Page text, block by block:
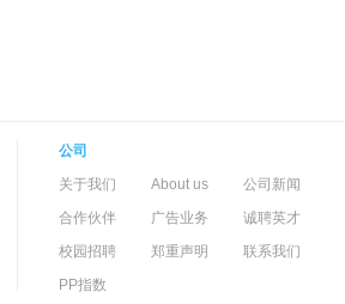
公司
关于我们
About us
公司新闻
合作伙伴
广告业务
诚聘英才
校园招聘
郑重声明 联系我们
PP指数